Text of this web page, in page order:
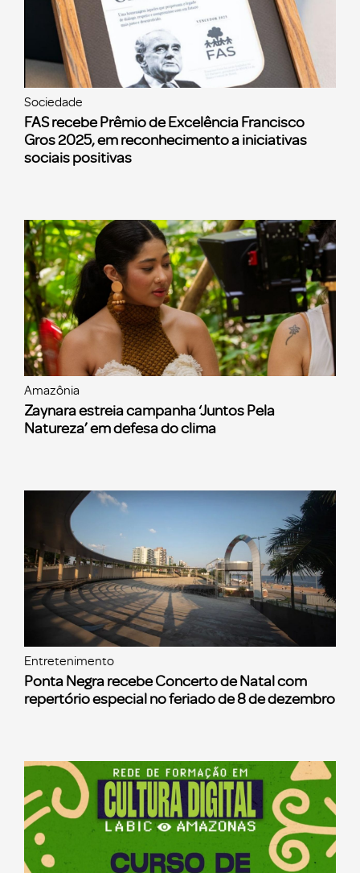
Sociedade
FAS recebe Prêmio de Excelência Francisco
Gros 2025, em reconhecimento a iniciativas
sociais positivas
Amazônia
Zaynara estreia campanha ‘Juntos Pela
Natureza’ em defesa do clima
Entretenimento
Ponta Negra recebe Concerto de Natal com
repertório especial no feriado de 8 de dezembro